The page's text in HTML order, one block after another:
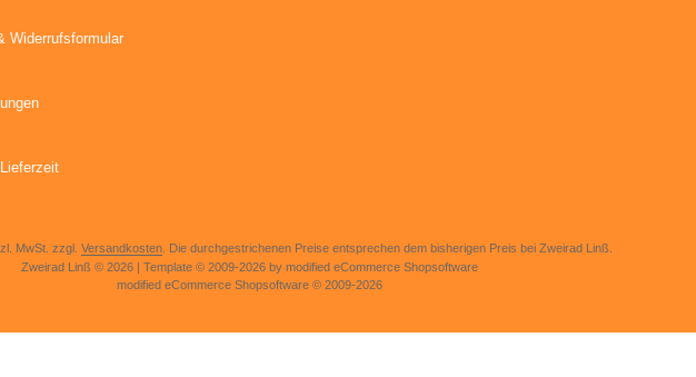
Widerrufsformular
MwSt. zzgl. Versandkosten . Die durchgestrichenen Preise entsprechen dem bisherigen Preis bei Zweirad Linß.
Zweirad Linß © 2026 | Template © 2009-2026 by modified eCommerce Shopsoftware
modified eCommerce Shopsoftware © 2009-2026